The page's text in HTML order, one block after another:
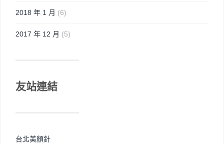
2018 年 1 月 (6)
2017 年 12 月 (5)
友站連結
台北美顏針